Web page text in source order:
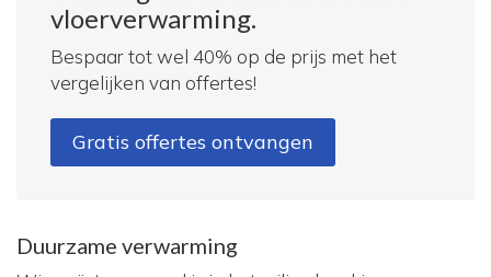
vloerverwarming.
Bespaar tot wel 40% op de prijs met het
vergelijken van offertes!
Gratis offertes ontvangen
Duurzame verwarming